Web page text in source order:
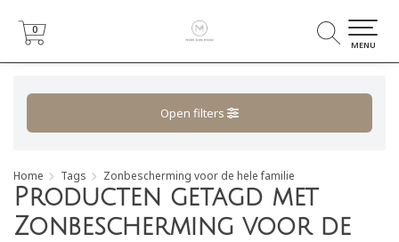
0
0
MENU
Open filters
Home Tags Zonbescherming voor de hele familie
Producten getagd met
Zonbescherming voor de